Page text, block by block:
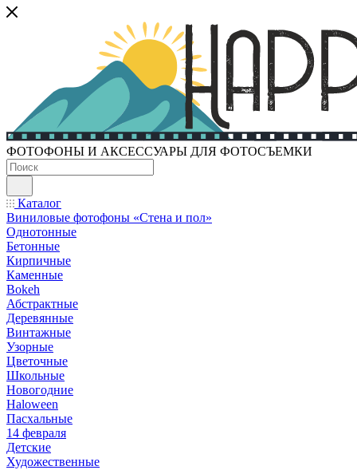
ФОТОФОНЫ И АКСЕССУАРЫ ДЛЯ ФОТОСЪЕМКИ
Каталог
Виниловые фотофоны «Стена и пол»
Однотонные
Бетонные
Кирпичные
Каменные
Bokeh
Абстрактные
Деревянные
Винтажные
Узорные
Цветочные
Школьные
Новогодние
Haloween
Пасхальные
14 февраля
Детские
Художественные